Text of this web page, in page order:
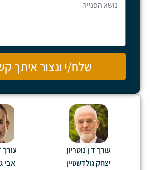
שלח/י ונצור איתך
עורך דין נוטריון
יצחק גולדשטיין
עורך
אבי